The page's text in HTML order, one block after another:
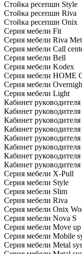
Стойка ресепшн Style
Стойка ресепшн Riva
Стойка ресепшн Onix
Серия мебели Fit
Серия мебели Riva
Серия мебели Call
Серия мебели Bell
Серия мебели Kodex
Серия мебели HOME
Серия мебели
Серия мебели Light
Кабинет
Кабинет руководителя
Кабинет
Кабинет
Кабинет
Кабинет
Кабинет руководителя
Кабинет
Серия мебели X-Pull
Серия мебели Style
Серия мебели Slim
Серия мебели Riva
Серия мебели Onix
Серия мебели Nova S
Серия мебели Move up
Серия мебели Mobile
Серия мебели Metal